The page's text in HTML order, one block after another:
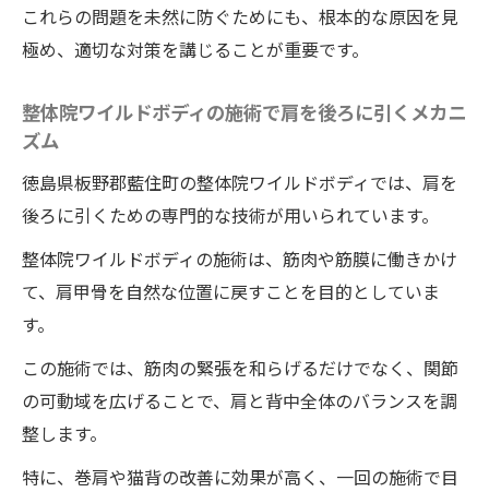
これらの問題を未然に防ぐためにも、根本的な原因を見
極め、適切な対策を講じることが重要です。
整体院ワイルドボディの施術で肩を後ろに引くメカニ
ズム
徳島県板野郡藍住町の整体院ワイルドボディでは、肩を
後ろに引くための専門的な技術が用いられています。
整体院ワイルドボディの施術は、筋肉や筋膜に働きかけ
て、肩甲骨を自然な位置に戻すことを目的としていま
す。
この施術では、筋肉の緊張を和らげるだけでなく、関節
の可動域を広げることで、肩と背中全体のバランスを調
整します。
特に、巻肩や猫背の改善に効果が高く、一回の施術で目